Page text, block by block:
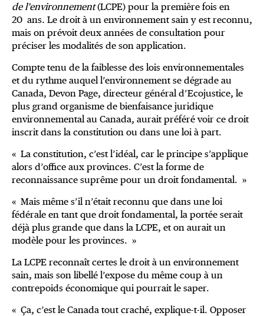
de l’environnement(LCPE) pour la première fois en
20 ans. Le droit à un environnement sain y est reconnu,
mais on prévoit deux années de consultation pour
préciser les modalités de son application.
Compte tenu de la faiblesse des lois environnementales
et du rythme auquel l’environnement se dégrade au
Canada, Devon Page, directeur général d’Ecojustice, le
plus grand organisme de bienfaisance juridique
environnemental au Canada, aurait préféré voir ce droit
inscrit dans la constitution ou dans une loi à part.
« La constitution, c’est l’idéal, car le principe s’applique
alors d’office aux provinces. C’est la forme de
reconnaissance suprême pour un droit fondamental. »
« Mais même s’il n’était reconnu que dans une loi
fédérale en tant que droit fondamental, la portée serait
déjà plus grande que dans la LCPE, et on aurait un
modèle pour les provinces. »
La LCPE reconnaît certes le droit à un environnement
sain, mais son libellé l’expose du même coup à un
contrepoids économique qui pourrait le saper.
« Ça, c’est le Canada tout craché, explique-t-il. Opposer